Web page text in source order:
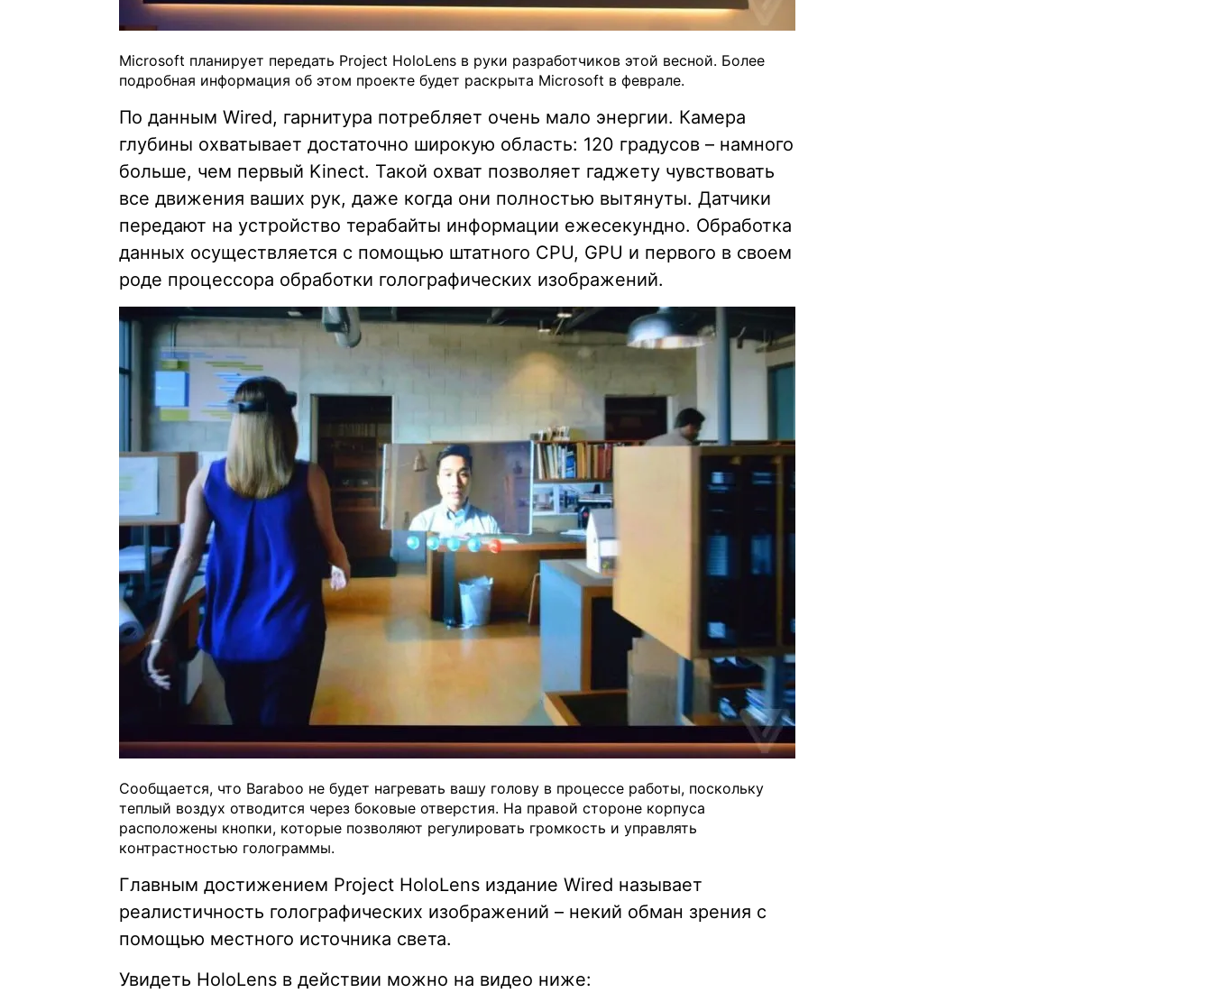
Microsoft планирует передать Project HoloLens в руки разработчиков этой весной. Более
подробная информация об этом проекте будет раскрыта Microsoft в феврале.
По данным Wired, гарнитура потребляет очень мало энергии. Камера
глубины охватывает достаточно широкую область: 120 градусов – намного
больше, чем первый Kinect. Такой охват позволяет гаджету чувствовать
все движения ваших рук, даже когда они полностью вытянуты. Датчики
передают на устройство терабайты информации ежесекундно. Обработка
данных осуществляется с помощью штатного CPU, GPU и первого в своем
роде процессора обработки голографических изображений.
Сообщается, что Baraboo не будет нагревать вашу голову в процессе работы, поскольку
теплый воздух отводится через боковые отверстия. На правой стороне корпуса
расположены кнопки, которые позволяют регулировать громкость и управлять
контрастностью голограммы.
Главным достижением Project HoloLens издание Wired называет
реалистичность голографических изображений – некий обман зрения с
помощью местного источника света.
Увидеть HoloLens в действии можно на видео ниже: